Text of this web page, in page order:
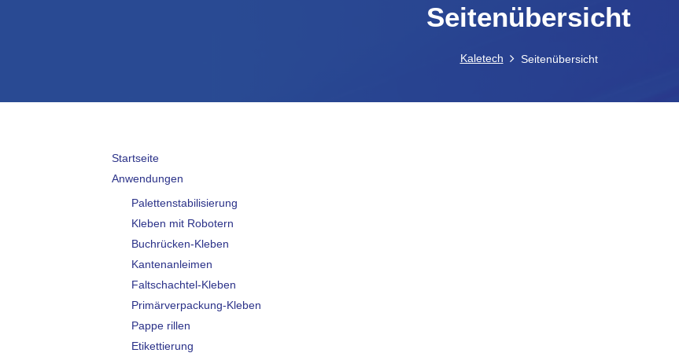
Seitenübersicht
Kaletech Seitenübersicht
Startseite
Anwendungen
Palettenstabilisierung
Kleben mit Robotern
Buchrücken-Kleben
Kantenanleimen
Faltschachtel-Kleben
Primärverpackung-Kleben
Pappe rillen
Etikettierung